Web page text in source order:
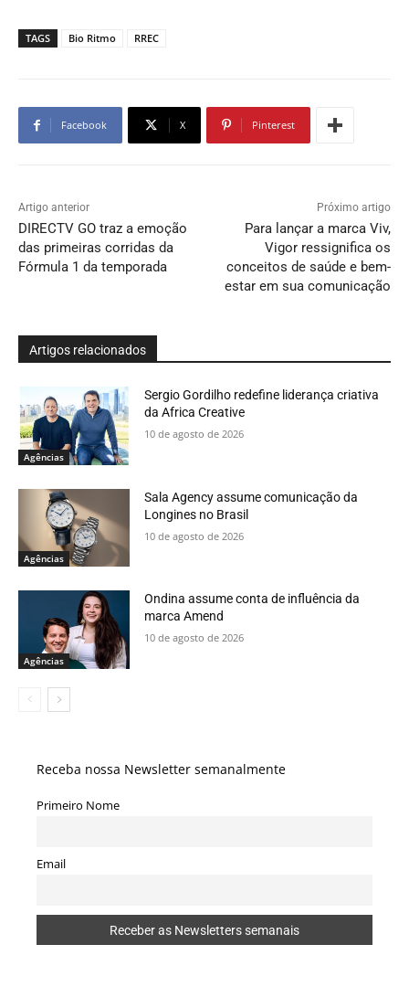
TAGS Bio Ritmo RREC
Facebook X Pinterest
Artigo anterior
DIRECTV GO traz a emoção
das primeiras corridas da
Fórmula 1 da temporada
Próximo artigo
Para lançar a marca Viv,
Vigor ressignifica os
conceitos de saúde e bem-
estar em sua comunicação
Artigos relacionados
Agências
Sergio Gordilho redefine liderança criativa
da Africa Creative
10 de agosto de 2026
Agências
Sala Agency assume comunicação da
Longines no Brasil
10 de agosto de 2026
Agências
Ondina assume conta de influência da
marca Amend
10 de agosto de 2026
Receba nossa Newsletter semanalmente
Primeiro Nome
Email